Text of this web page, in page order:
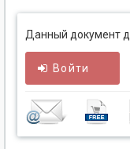
Данный документ
Войти